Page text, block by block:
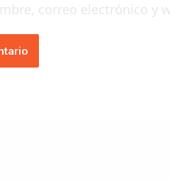
correo electrónico y